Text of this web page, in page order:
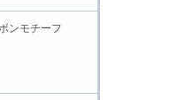
ンモチーフ